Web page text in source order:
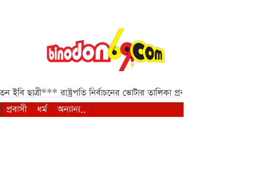
ছাত্রী*** রাষ্ট্রপতি নির্বাচনের ভোটার তালিকা প্রকাশ, ভোট দেবেন
প্রবাসী ধর্ম অন্যান্য..